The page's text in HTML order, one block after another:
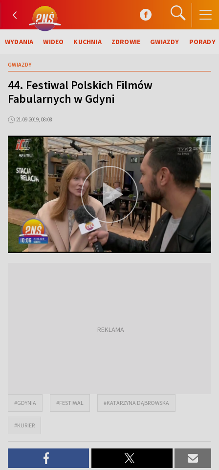
WYDANIA WIDEO KUCHNIA ZDROWIE GWIAZDY PORADY
GWIAZDY
44. Festiwal Polskich Filmów
Fabularnych w Gdyni
21.09.2019, 08:08
#GDYNIA #FESTIWAL #KATARZYNA DĄBROWSKA
#KURIER